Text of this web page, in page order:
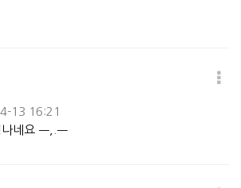
13 16:21
네요 ㅡ,.ㅡ